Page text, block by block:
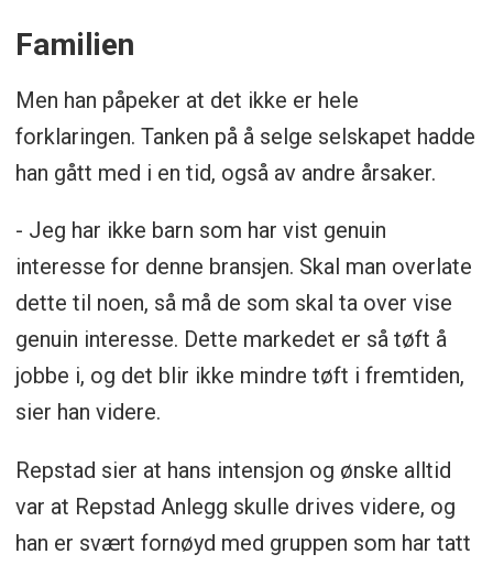
Familien
Men han påpeker at det ikke er hele
forklaringen. Tanken på å selge selskapet hadde
han gått med i en tid, også av andre årsaker.
- Jeg har ikke barn som har vist genuin
interesse for denne bransjen. Skal man overlate
dette til noen, så må de som skal ta over vise
genuin interesse. Dette markedet er så tøft å
jobbe i, og det blir ikke mindre tøft i fremtiden,
sier han videre.
Repstad sier at hans intensjon og ønske alltid
var at Repstad Anlegg skulle drives videre, og
han er svært fornøyd med gruppen som har tatt